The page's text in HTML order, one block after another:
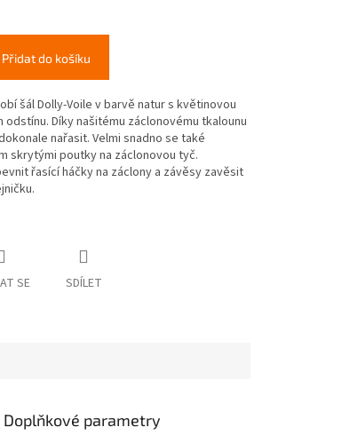
Přidat do košíku
šál Dolly-Voile v barvě natur s květinovou
Díky našitému záclonovému tkalounu
nařasit. Velmi snadno se také
skrytými poutky na záclonovou tyč.
řasící háčky na záclony a závěsy zavěsit
SE SDÍLET
Doplňkové parametry